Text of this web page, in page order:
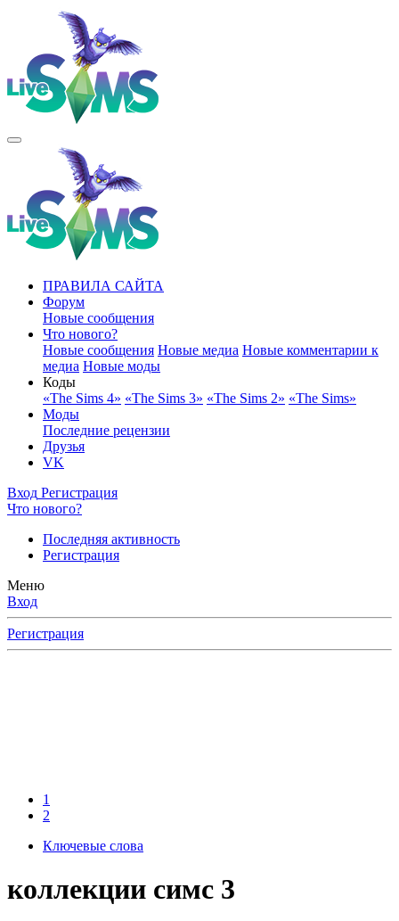
ПРАВИЛА САЙТА
Форум
Новые сообщения
Что нового?
Новые сообщения Новые медиа Новые комментарии к
медиа Новые моды
Коды
«The Sims 4» «The Sims 3» «The Sims 2» «The Sims»
Моды
Последние рецензии
Друзья
VK
Вход Регистрация
Что нового?
Последняя активность
Регистрация
Меню
Вход
Регистрация
1
2
Ключевые слова
коллекции симс 3